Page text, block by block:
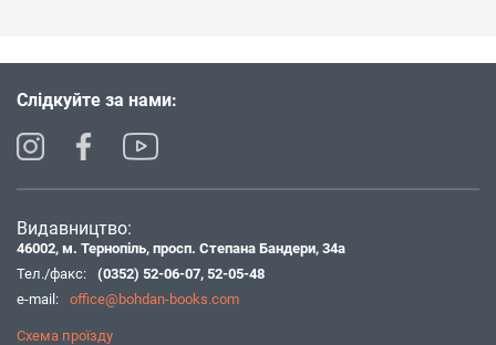
Слідкуйте за нами:
Видавництво:
46002, м. Тернопіль, просп. Степана Бандери, 34а
Тел./факс:
(0352) 52-06-07, 52-05-48
e-mail:
office@bohdan-books.com
Схема проїзду